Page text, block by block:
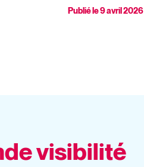
Publié le9 avril 2026
visibilité